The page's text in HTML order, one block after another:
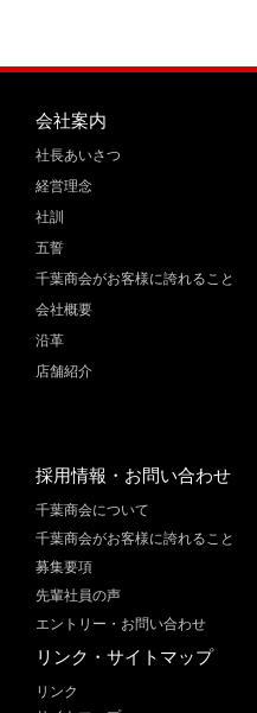
会社案内
社長あいさつ
経営理念
社訓
五誓
千葉商会がお客様に誇れること
会社概要
沿革
店舗紹介
採用情報・お問い合わせ
千葉商会について
千葉商会がお客様に誇れること​
募集要項
先輩社員の声
エントリー・お問い合わせ
リンク・サイトマップ
リンク